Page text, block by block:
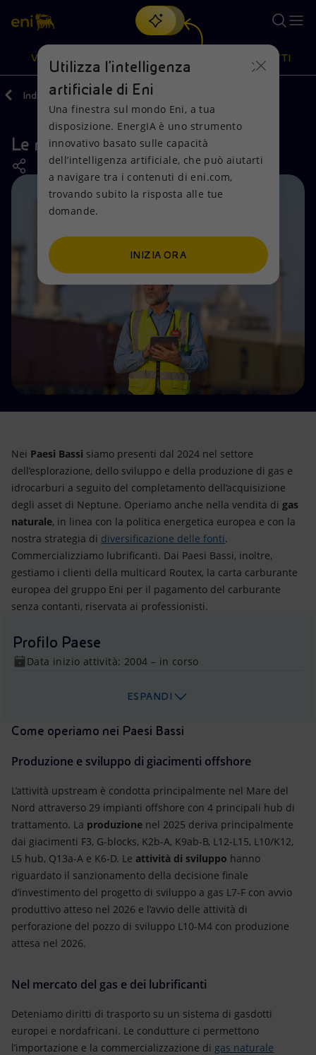
Cerca
scopri EnergIA, la nostra nuova soluzione di intelligenza
artificiale.
VISIONE
Visione
Mission e valori
Persone e Partnership
Net Zero
Modello satellitare
Energia accessibile
Scenari energetici
Azioni
Diversificazione energetica
Tecnologie per la transizione
Collaborazioni per l'innovazione
Attività nel mondo
PRODOTTI
Prodotti
Casa
Imprese
Mobilità
Indietro Azioni Attività nel mondo
Le nostre attività nei Paesi Bassi
Nei Paesi Bassi siamo presenti dal 2024 nel settore
dell’esplorazione, dello sviluppo e della produzione di gas e
idrocarburi a seguito del completamento dell’acquisizione
degli asset di Neptune. Operiamo anche nella vendita di gas
naturale, in linea con la politica energetica europea e con la
nostra strategia di diversificazione delle fonti.
Commercializziamo lubrificanti. Dai Paesi Bassi, inoltre,
gestiamo i clienti della multicard Routex, la carta carburante
europea del gruppo Eni per il pagamento del carburante
senza contanti, riservata ai professionisti.
Profilo Paese
Data inizio attività: 2004 – in corso
ESPANDI
Come operiamo nei Paesi Bassi
Produzione e sviluppo di giacimenti offshore
L’attività upstream è condotta principalmente nel Mare del
Nord attraverso 29 impianti offshore con 4 principali hub di
trattamento. La produzione nel 2025 deriva principalmente
dai giacimenti F3, G-blocks, K2b-A, K9ab-B, L12-L15, L10/K12,
L5 hub, Q13a-A e K6-D. Le attività di sviluppo hanno
riguardato il sanzionamento della decisione finale
d’investimento del progetto di sviluppo a gas L7-F con avvio
produttivo atteso nel 2026 e l’avvio delle attività di
perforazione del pozzo di sviluppo L10-M4 con produzione
attesa nel 2026.
Nel mercato del gas e dei lubrificanti
Deteniamo diritti di trasporto su un sistema di gasdotti
europei e nordafricani. Le condutture ci permettono
l’importazione e la commercializzazione di gas naturale
Utilizza l'intelligenza
artificiale di Eni
Una finestra sul mondo Eni, a tua
disposizione. EnergIA è uno strumento
innovativo basato sulle capacità
dell’intelligenza artificiale, che può aiutarti
a navigare tra i contenuti di eni.com,
trovando subito la risposta alle tue
domande.
INIZIA ORA